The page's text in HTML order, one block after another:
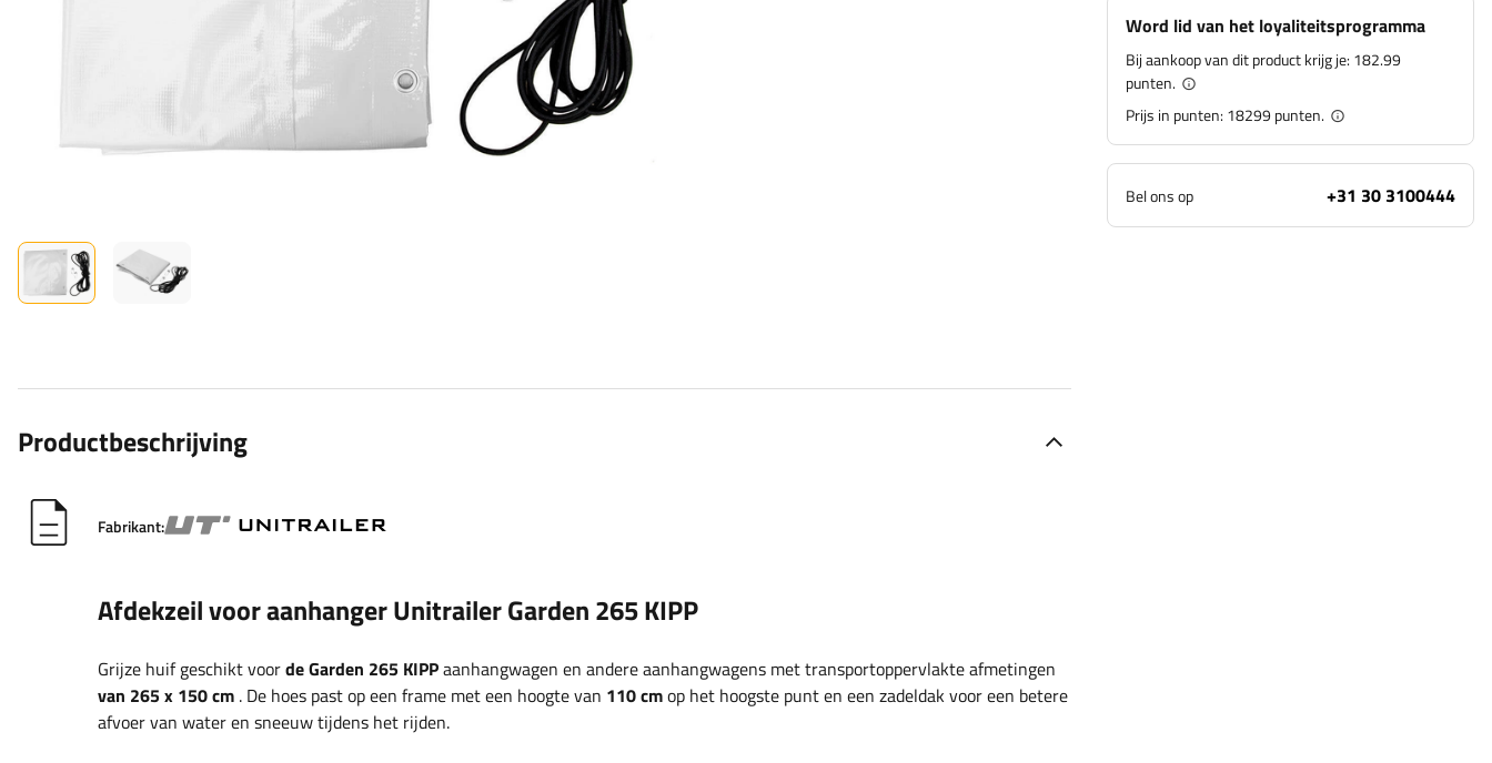
Word lid van het loyaliteitsprogramma
Bij aankoop van dit product krijg je: 182.99
punten.
Prijs in punten: 18299punten.
Bel ons op +31 30 3100444
Productbeschrijving
Fabrikant:
Afdekzeil voor aanhanger Unitrailer Garden 265 KIPP
Grijze huif geschikt voorde Garden 265 KIPPaanhangwagen en andere aanhangwagens met transportoppervlakte afmetingen
van 265 x 150 cm . De hoes past op een frame met een hoogte van 110 cmop het hoogste punt en een zadeldak voor een betere
afvoer van water en sneeuw tijdens het rijden.